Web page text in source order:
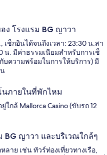
ง โรงแรม BG ญาวา
เช็กอินได้จนถึงเวลา: 23:30 น.สา
น. มีค่าธรรมเนียมสำหรับการเช็
ความพร้อมในการให้บริการ) มี
นภายในที่พักไหม
กล้ Mallorca Casino (ขับรถ 12
BG ญาวา และบริเวณใกล้ๆ
าย เช่น ทัวร์ท่องเที่ยวทางเรือ,